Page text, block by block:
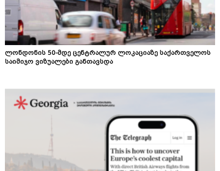
ლონდონის 50-მდე ცენტრალურ ლოკაციაზე საქართველოს
საიმიჯო ვიზუალები განთავსდა